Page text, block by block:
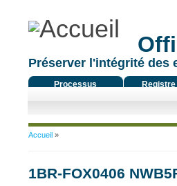
Préserver l'intégrité des
Processus
Vous êtes ici
Accueil»
1BR-FOX0406